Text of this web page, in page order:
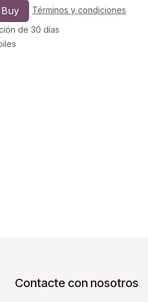
Términos y condiciones
de 30 días
Contacte con nosotros